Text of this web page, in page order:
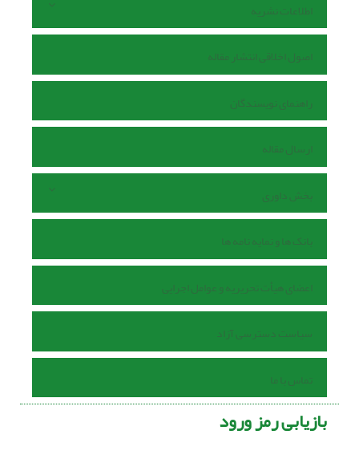
اطلاعات نشریه
اصول اخلاقی انتشار مقاله
راهنمای نویسندگان
ارسال مقاله
بخش داوری
بانک ها و نمایه نامه ها
اعضای هیأت تحریریه و عوامل اجرایی
سیاست دسترسی آزاد
تماس با ما
بازیابی رمز ورود